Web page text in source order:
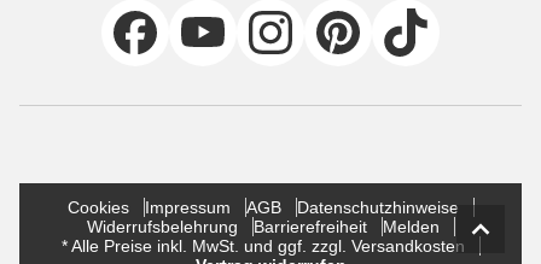
Cookies Impressum AGB
Datenschutzhinweise
Widerrufsbelehrung
Barrierefreiheit
Melden
* Alle Preise inkl. MwSt. und ggf. zzgl. Versandkosten